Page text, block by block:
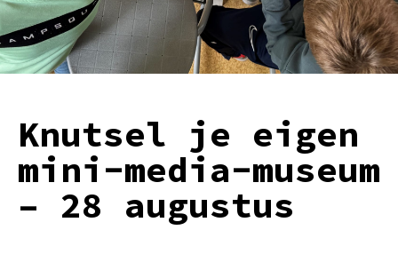
Knutsel je eigen
mini-media-museum
– 28 augustus